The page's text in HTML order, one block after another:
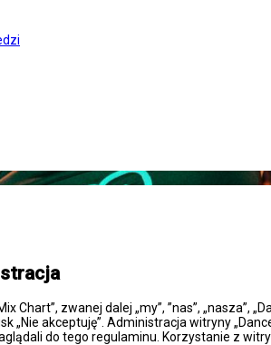
Chart”, zwanej dalej „my”, ”nas”,
„Nie akceptuję”. Administracja witryny
do tego regulaminu. Korzystanie z